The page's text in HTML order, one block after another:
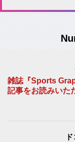
雑誌『Sports
記事をお読みいた